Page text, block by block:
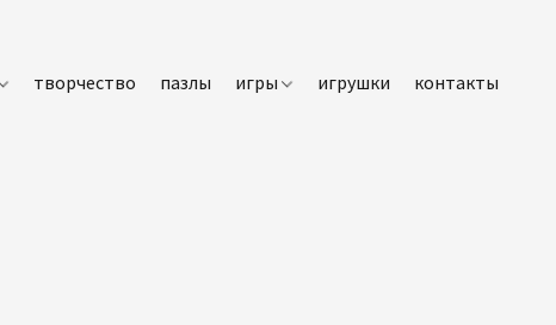
творчество пазлы игры игрушки контакты